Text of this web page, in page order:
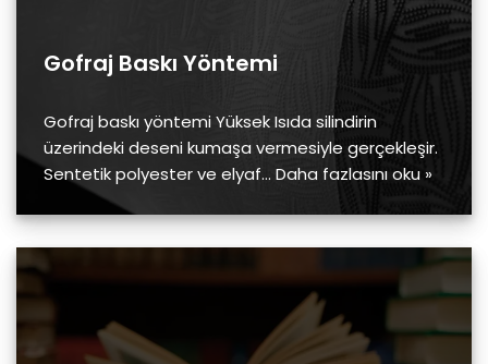
Gofraj Baskı Yöntemi
Gofraj baskı yöntemi Yüksek Isıda silindirin
üzerindeki deseni kumaşa vermesiyle gerçekleşir.
Sentetik polyester ve elyaf… Daha fazlasını oku »